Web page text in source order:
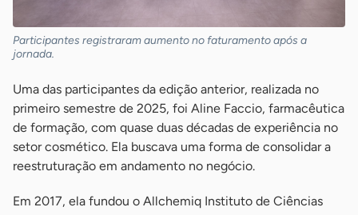
Participantes registraram aumento no faturamento após a
jornada.
Uma das participantes da edição anterior, realizada no
primeiro semestre de 2025, foi Aline Faccio, farmacêutica
de formação, com quase duas décadas de experiência no
setor cosmético. Ela buscava uma forma de consolidar a
reestruturação em andamento no negócio.
Em 2017, ela fundou o Allchemiq Instituto de Ciências